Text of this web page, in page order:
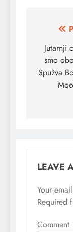
Post
Jutarnji
smo
Spužva
LEAVE
Your
Required
Comment